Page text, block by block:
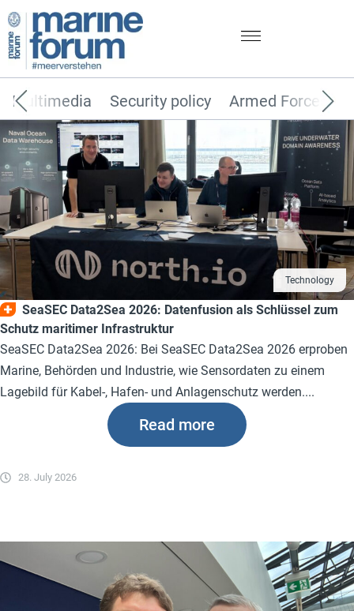
Security policy Armed Forces
Multimedia
Technology
SeaSEC Data2Sea 2026: Datenfusion als Schlüssel zum
Schutz maritimer Infrastruktur
SeaSEC Data2Sea 2026: Bei SeaSEC Data2Sea 2026 erproben
Marine, Behörden und Industrie, wie Sensordaten zu einem
Lagebild für Kabel-, Hafen- und Anlagenschutz werden....
28. July 2026
Read more